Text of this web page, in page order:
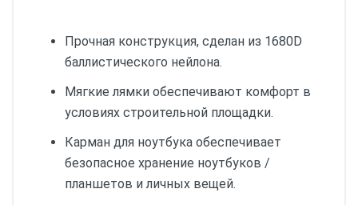
Прочная конструкция, сделан из 1680D
баллистического нейлона.
Мягкие лямки обеспечивают комфорт в
условиях строительной площадки.
Карман для ноутбука обеспечивает
безопасное хранение ноутбуков /
планшетов и личных вещей.